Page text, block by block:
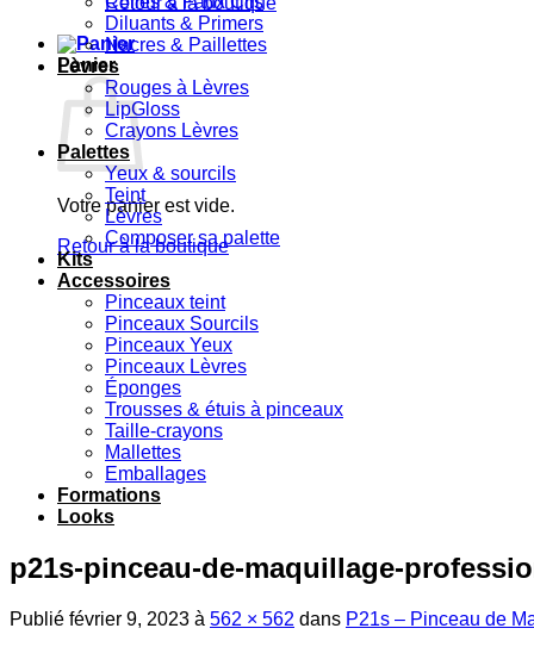
Panier
Votre panier est vide.
Retour à la boutique
Diluants & Primers
Nacres & Paillettes
Lèvres
Rouges à Lèvres
LipGloss
Crayons Lèvres
Palettes
Yeux & sourcils
Teint
Lèvres
Composer sa palette
Kits
Accessoires
Pinceaux teint
Pinceaux Sourcils
Pinceaux Yeux
Pinceaux Lèvres
Éponges
Trousses & étuis à pinceaux
Taille-crayons
Mallettes
Emballages
Formations
Looks
p21s-pinceau-de-maquillage-
Publié février 9, 2023 à 562 × 562 dans P21s – Pinceau de